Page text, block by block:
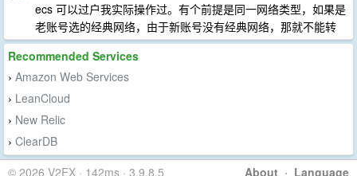
ecs 可以过户我实际操作过。有个前提是同一网络类型，如果是
老账号选的经典网络，由于新账号没有经典网络，那就不能转
Recommended Services
› Amazon Web Services
› LeanCloud
› New Relic
› ClearDB
About · Language
© 2026 V2EX · 142ms · 3.9.8.5